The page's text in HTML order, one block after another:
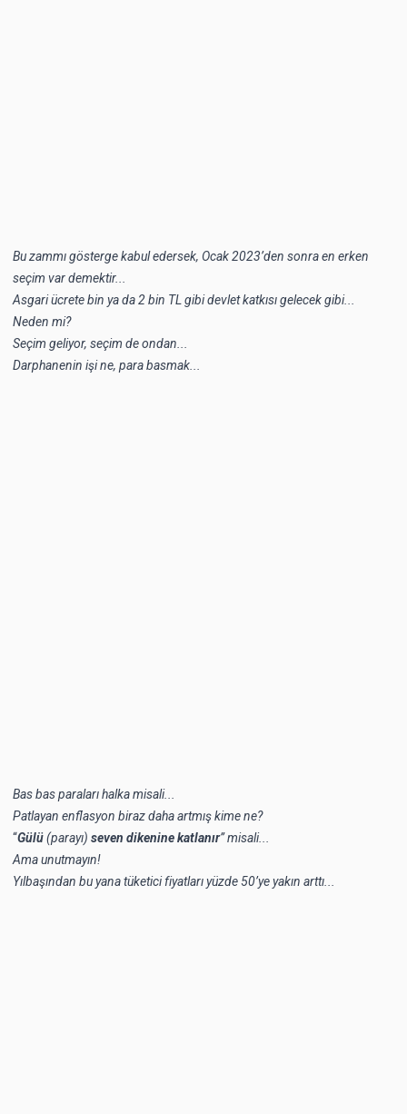
Bu zammı gösterge kabul edersek, Ocak 2023’den sonra en erken
seçim var demektir...
Asgari ücrete bin ya da 2 bin TL gibi devlet katkısı gelecek gibi...
Neden mi?
Seçim geliyor, seçim de ondan...
Darphanenin işi ne, para basmak...
Bas bas paraları halka misali...
Patlayan enflasyon biraz daha artmış kime ne?
“Gülü(parayı) seven dikenine katlanır” misali...
Ama unutmayın!
Yılbaşından bu yana tüketici fiyatları yüzde 50’ye yakın arttı...